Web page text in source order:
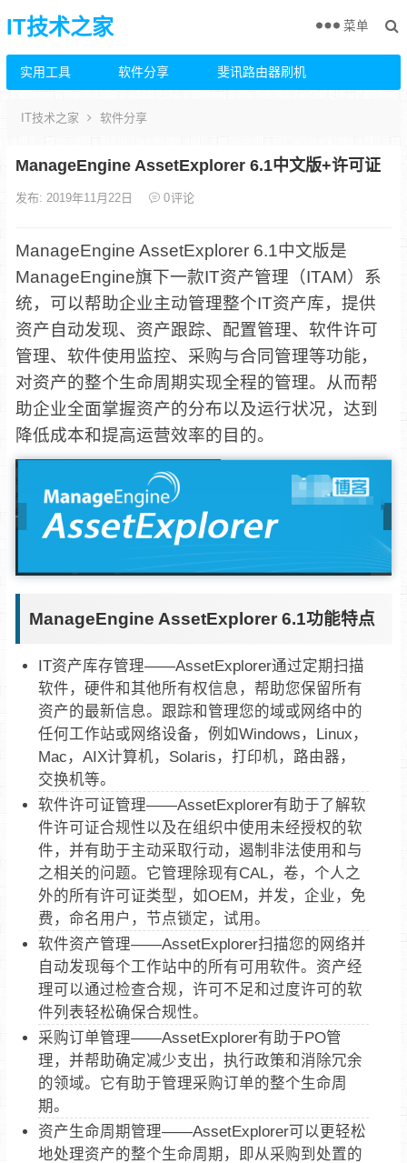
IT技术之家
实用工具 软件分享 斐讯路由器刷机
菜单
IT技术之家 软件分享
ManageEngine AssetExplorer 6.1中文版+许可证
发布: 2019年11月22日 0评论
ManageEngine AssetExplorer 6.1中文版是
ManageEngine旗下一款IT资产管理（ITAM）系
统，可以帮助企业主动管理整个IT资产库，提供
资产自动发现、资产跟踪、配置管理、软件许可
管理、软件使用监控、采购与合同管理等功能，
对资产的整个生命周期实现全程的管理。从而帮
助企业全面掌握资产的分布以及运行状况，达到
降低成本和提高运营效率的目的。
ManageEngine AssetExplorer 6.1功能特点
IT资产库存管理——AssetExplorer通过定期扫描
软件，硬件和其他所有权信息，帮助您保留所有
资产的最新信息。跟踪和管理您的域或网络中的
任何工作站或网络设备，例如Windows，Linux，
Mac，AIX计算机，Solaris，打印机，路由器，
交换机等。
软件许可证管理——AssetExplorer有助于了解软
件许可证合规性以及在组织中使用未经授权的软
件，并有助于主动采取行动，遏制非法使用和与
之相关的问题。它管理除现有CAL，卷，个人之
外的所有许可证类型，如OEM，并发，企业，免
费，命名用户，节点锁定，试用。
软件资产管理——AssetExplorer扫描您的网络并
自动发现每个工作站中的所有可用软件。资产经
理可以通过检查合规，许可不足和过度许可的软
件列表轻松确保合规性。
采购订单管理——AssetExplorer有助于PO管
理，并帮助确定减少支出，执行政策和消除冗余
的领域。它有助于管理采购订单的整个生命周
期。
资产生命周期管理——AssetExplorer可以更轻松
地处理资产的整个生命周期，即从采购到处置的